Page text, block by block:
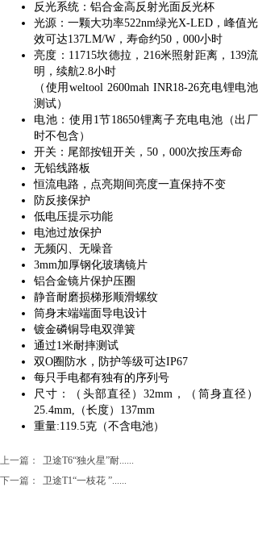
反光系统：铝合金高反射光面反光杯
光源：一颗大功率522nm绿光X-LED，峰值光
效可达137LM/W，寿命约50，000小时
亮度： 11715坎德拉，216米照射距离，139流
明，续航2.8小时
（使用weltool 2600mah INR18-26充电锂电池
测试）
电池：使用 1节18650锂离子充电电池（出厂
时不包含）
开关：尾部按钮开关， 50，000次按压寿命
无铅线路板
恒流电路，点亮期间亮度一直保持不变
防反接保护
低电压提示功能
电池过放保护
无频闪、无噪音
3mm加厚钢化玻璃镜片
铝合金镜片保护压圈
静音耐磨损梯形顺滑螺纹
筒身末端端面导电设计
镀金磷铜导电双弹簧
通过1米耐摔测试
双O圈防水，防护等级可达IP67
每只手电都有独有的序列号
尺寸：（头部直径）32mm，（筒身直径）
25.4mm,（长度）137mm
重量:119.5克（不含电池）
上一篇：
卫途T6“独火星”耐......
下一篇：
卫途T1“一枝花 ”......